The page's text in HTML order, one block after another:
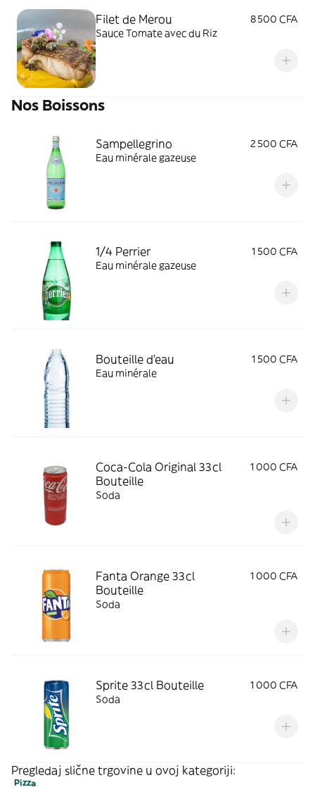
Filet de Merou
8 500 CFA
Sauce Tomate avec du Riz
Nos Boissons
Sampellegrino
2 500 CFA
Eau minérale gazeuse
1/4 Perrier
1 500 CFA
Eau minérale gazeuse
Bouteille d'eau
1 500 CFA
Eau minérale
Coca-Cola Original 33cl
Bouteille
1 000 CFA
Soda
Fanta Orange 33cl
Bouteille
1 000 CFA
Soda
Sprite 33cl Bouteille
1 000 CFA
Soda
Pregledaj slične trgovine u ovoj kategoriji:
Pizza